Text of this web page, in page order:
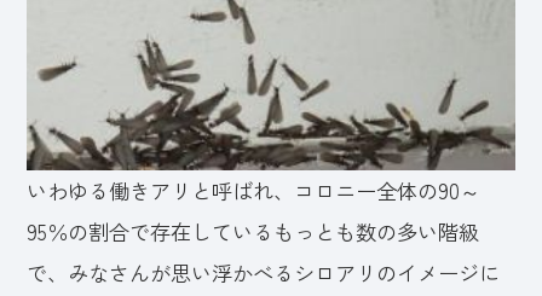
いわゆる働きアリと呼ばれ、コロニー全体の90～
95％の割合で存在しているもっとも数の多い階級
で、みなさんが思い浮かべるシロアリのイメージに